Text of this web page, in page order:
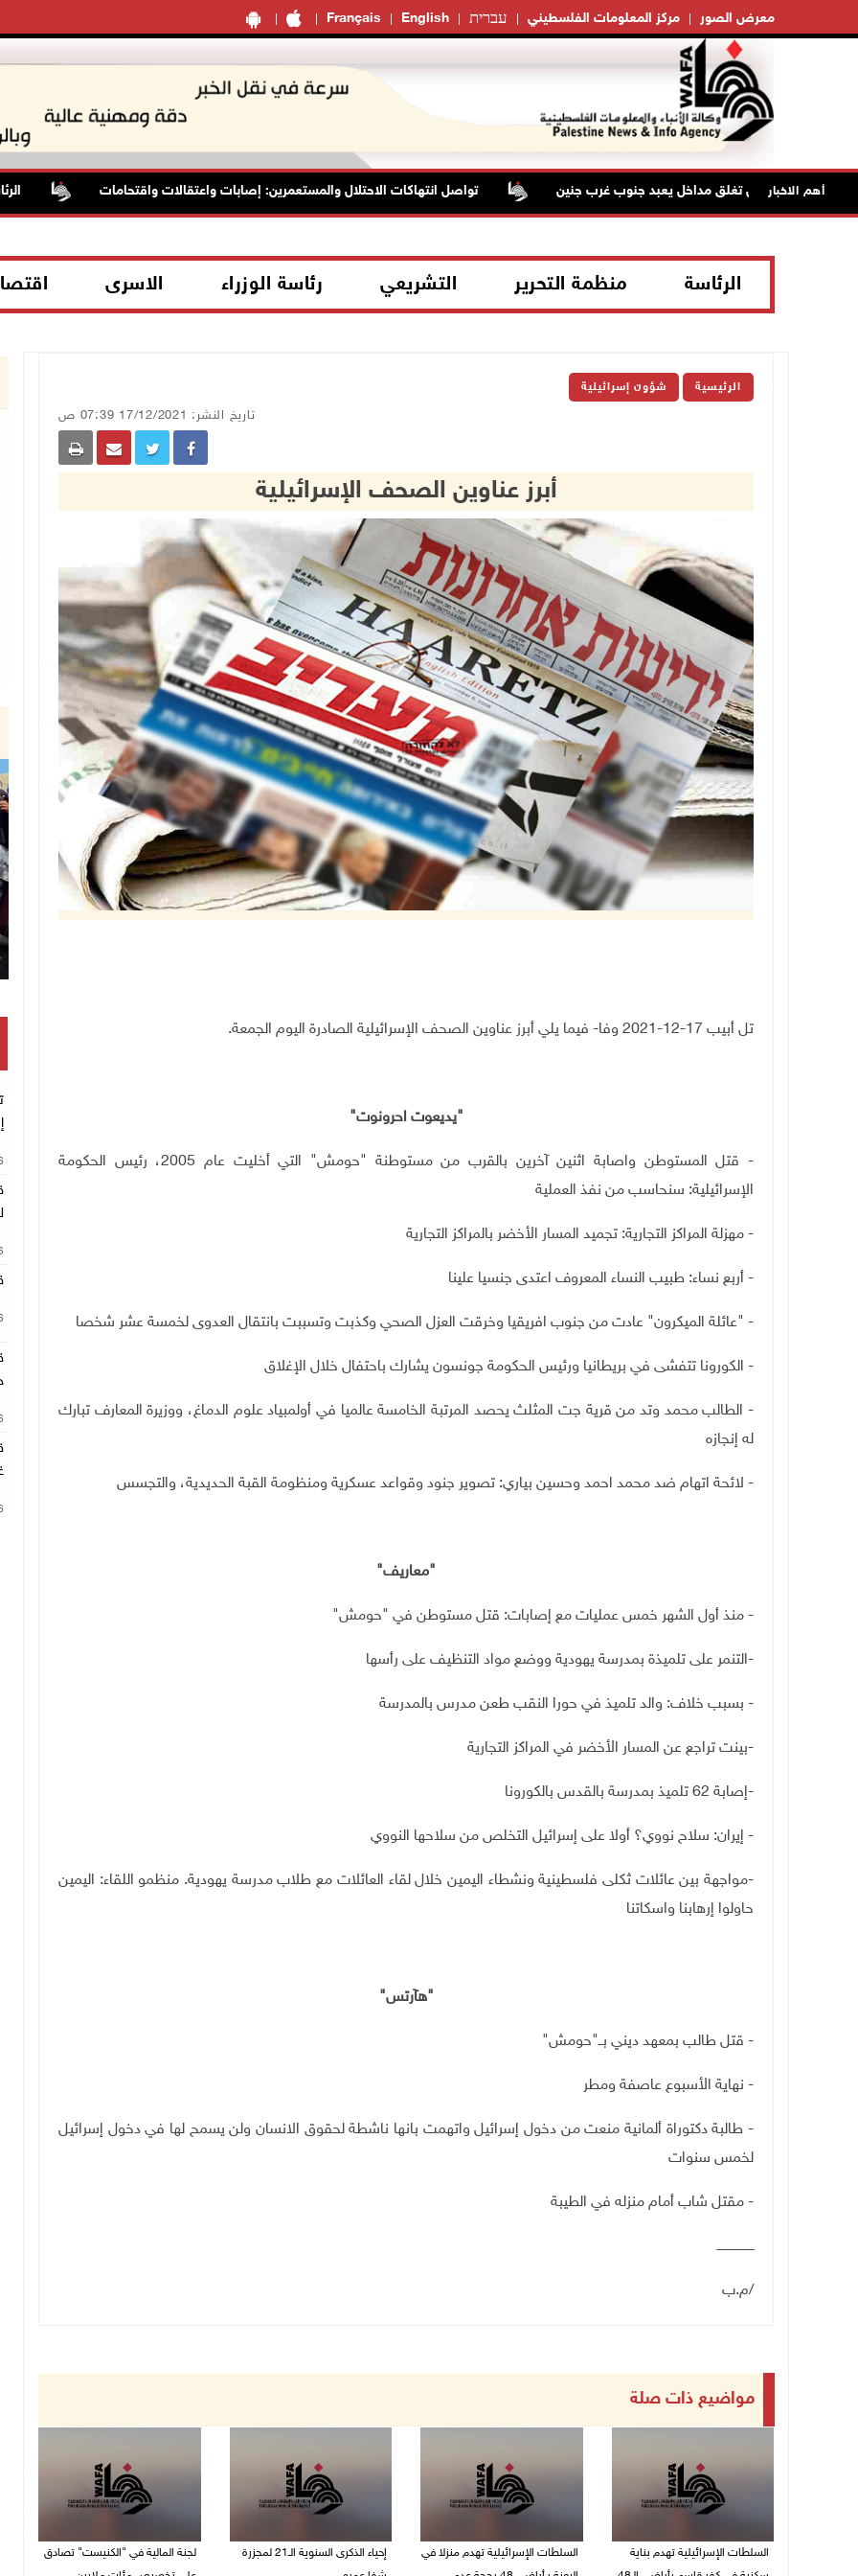
Français English עברית مركز المعلومات الفلسطيني معرض الصور
أهم الاخبار
قوات الاحتلال تغلق مداخل يعبد جنوب غرب جنين تواصل انتهاكات الاحتلال والمستعمرين: إصابات واعتقالات واقتحامات الرئاسة
الرئاسة منظمة التحرير التشريعي رئاسة الوزراء الاسرى
الرئيسية شؤون إسرائيلية
تاريخ النشر: 17/12/2021 07:39 ص
أبرز عناوين الصحف الإسرائيلية
تل أبيب 17-12-2021 وفا- فيما يلي أبرز عناوين الصحف الإسرائيلية الصادرة اليوم الجمعة.
"يديعوت احرونوت"
- قتل المستوطن واصابة اثنين آخرين بالقرب من مستوطنة "حومش" التي أخليت عام 2005، رئيس الحكومة
الإسرائيلية: سنحاسب من نفذ العملية
- مهزلة المراكز التجارية: تجميد المسار الأخضر بالمراكز التجارية
- أربع نساء: طبيب النساء المعروف اعتدى جنسيا علينا
- "عائلة الميكرون" عادت من جنوب افريقيا وخرقت العزل الصحي وكذبت وتسببت بانتقال العدوى لخمسة عشر شخصا
- الكورونا تتفشى في بريطانيا ورئيس الحكومة جونسون يشارك باحتفال خلال الإغلاق
- الطالب محمد وتد من قرية جت المثلث يحصد المرتبة الخامسة عالميا في أولمبياد علوم الدماغ، ووزيرة المعارف تبارك
له إنجازه
- لائحة اتهام ضد محمد احمد وحسين بياري: تصوير جنود وقواعد عسكرية ومنظومة القبة الحديدية، والتجسس
"معاريف"
- منذ أول الشهر خمس عمليات مع إصابات: قتل مستوطن في "حومش"
-التنمر على تلميذة بمدرسة يهودية ووضع مواد التنظيف على رأسها
- بسبب خلاف: والد تلميذ في حورا النقب طعن مدرس بالمدرسة
-بينت تراجع عن المسار الأخضر في المراكز التجارية
-إصابة 62 تلميذ بمدرسة بالقدس بالكورونا
- إيران: سلاح نووي؟ أولا على إسرائيل التخلص من سلاحها النووي
-مواجهة بين عائلات ثكلى فلسطينية ونشطاء اليمين خلال لقاء العائلات مع طلاب مدرسة يهودية. منظمو اللقاء: اليمين
حاولوا إرهابنا واسكاتنا
"هآرتس"
- قتل طالب بمعهد ديني بــ"حومش"
- نهاية الأسبوع عاصفة ومطر
- طالبة دكتوراة ألمانية منعت من دخول إسرائيل واتهمت بانها ناشطة لحقوق الانسان ولن يسمح لها في دخول إسرائيل
لخمس سنوات
- مقتل شاب أمام منزله في الطيبة
ـــــــــــــــــــ
/م.ب
مواضيع ذات صلة
السلطات الإسرائيلية تهدم بناية
السلطات الإسرائيلية تهدم منزلا في
إحياء الذكرى السنوية الـ21 لمجزرة
لجنة المالية في "الكنيست" تصادق